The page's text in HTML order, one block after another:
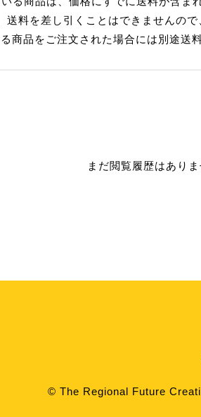
料を差し引くことはできませんので
商品をご注文された場合には別途送
まだ閲覧履歴はあり
© The Regional Future